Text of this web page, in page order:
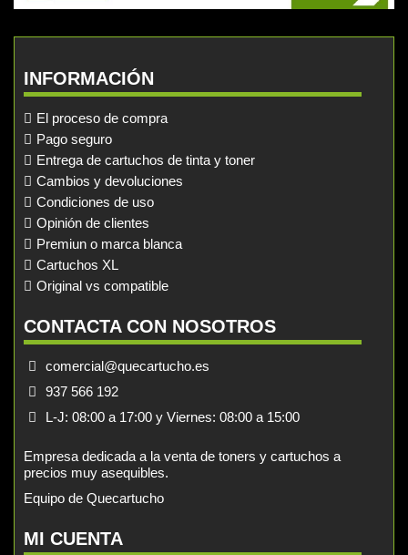
INFORMACIÓN
El proceso de compra
Pago seguro
Entrega de cartuchos de tinta y toner
Cambios y devoluciones
Condiciones de uso
Opinión de clientes
Premiun o marca blanca
Cartuchos XL
Original vs compatible
CONTACTA CON NOSOTROS
comercial@quecartucho.es
937 566 192
L-J: 08:00 a 17:00 y Viernes: 08:00 a 15:00
Empresa dedicada a la venta de toners y cartuchos a
precios muy asequibles.
Equipo de Quecartucho
MI CUENTA